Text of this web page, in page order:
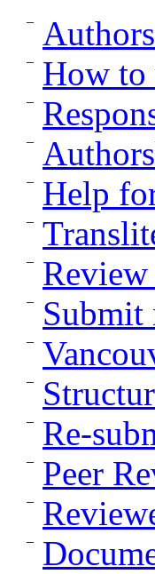
How to
Help
Submit
Re-
Peer